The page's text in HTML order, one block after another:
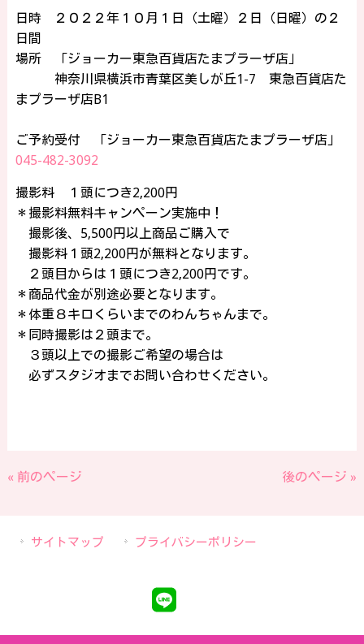
日時 ２０２２年１０月１日（土曜）２日（日曜）の２
日間
場所 「ジョーカー東急百貨店たまプラーザ店」
神奈川県横浜市青葉区美しが丘1-7 東急百貨店た
まプラーザ店B1
ご予約受付 「ジョーカー東急百貨店たまプラーザ店」
045-482-3092
撮影料 １頭につき2,200円
＊撮影料無料キャンペーン実施中！
撮影後、5,500円以上商品ご購入で
撮影料１頭2,200円が無料となります。
２頭目からは１頭につき2,200円です。
＊商品代金が別途必要となります。
＊体重８キロくらいまでのわんちゃんまで。
＊同時撮影は２頭まで。
３頭以上での撮影ご希望の場合は
必ずスタジオまでお問い合わせください。
« 前のページ 後のページ »
サイトマップ プライバシーポリシー